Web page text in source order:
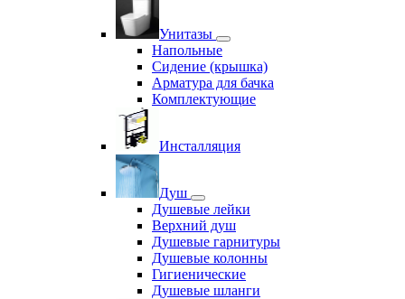
Унитазы
Напольные
Сидение (крышка)
Арматура для бачка
Комплектующие
Инсталляция
Душ
Душевые лейки
Верхний душ
Душевые гарнитуры
Душевые колонны
Гигиенические
Душевые шланги